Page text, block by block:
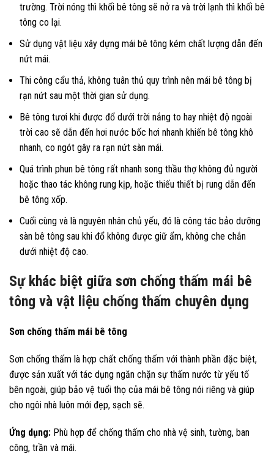
trường. Trời nóng thì khối bê tông sẽ nở ra và trời lạnh thì khối bê
tông co lại.
Sử dụng vật liệu xây dựng mái bê tông kém chất lượng dẫn đến
nứt mái.
Thi công cẩu thả, không tuân thủ quy trình nên mái bê tông bị
rạn nứt sau một thời gian sử dụng.
Bê tông tươi khi được đổ dưới trời nắng to hay nhiệt độ ngoài
trời cao sẽ dẫn đến hơi nước bốc hơi nhanh khiến bê tông khô
nhanh, co ngót gây ra rạn nứt sàn mái.
Quá trình phun bê tông rất nhanh song thầu thợ không đủ người
hoặc thao tác không rung kịp, hoặc thiếu thiết bị rung dẫn đến
bê tông xốp.
Cuối cùng và là nguyên nhân chủ yếu, đó là công tác bảo dưỡng
sàn bê tông sau khi đổ không được giữ ẩm, không che chắn
dưới nhiệt độ cao.
Sự khác biệt giữa sơn chống thấm mái bê
tông và vật liệu chống thấm chuyên dụng
Sơn chống thấm mái bê tông
Sơn chống thấm là hợp chất chống thấm với thành phần đặc biệt,
được sản xuất với tác dụng ngăn chặn sự thấm nước từ yếu tố
bên ngoài, giúp bảo vệ tuổi thọ của mái bê tông nói riêng và giúp
cho ngôi nhà luôn mới đẹp, sạch sẽ.
Ứng dụng: Phù hợp để chống thấm cho nhà vệ sinh, tường, ban
công, trần và mái.